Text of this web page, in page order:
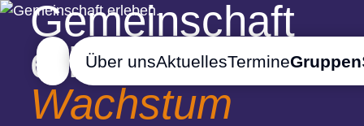
Über unsAktuellesTermineGruppen
Gemeinschaft
erleben.
Wachstum